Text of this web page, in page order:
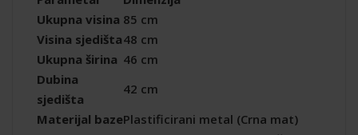
Ukupna visina 85 cm
Visina sjedišta48 cm
Ukupna širina 46 cm
Dubina
sjedišta
42 cm
Materijal bazePlastificirani metal (Crna mat)